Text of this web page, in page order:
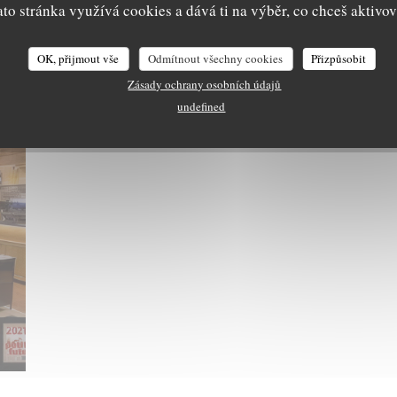
stránka využívá cookies a dává ti na výběr, co chceš
OK, přijmout vše Odmítnout všechny cookies
Přizpůsobit
Zásady ochrany osobních údajů
undefined